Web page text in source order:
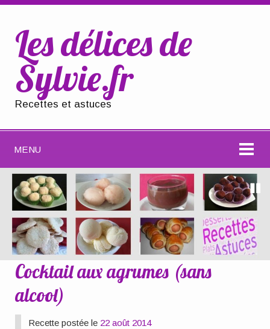
Les délices de
Sylvie.fr
Recettes et astuces
MENU
Cocktail aux agrumes (sans
alcool)
Recette postée le 22 août 2014